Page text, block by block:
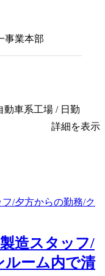
事業本部
動車系工場 / 日勤
詳細を表示
造スタッフ/
ルーム内で清